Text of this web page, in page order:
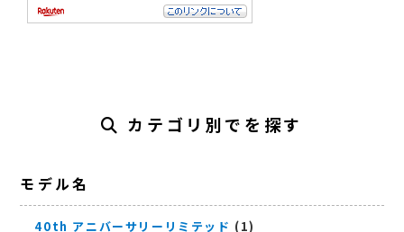
カテゴリ別でを探す
モデル名
40th アニバーサリーリミテッド (1)